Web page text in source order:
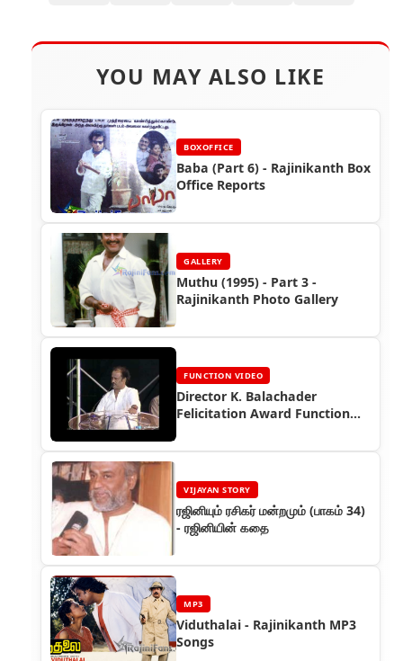
YOU MAY ALSO LIKE
BOXOFFICE
Baba (Part 6) - Rajinikanth Box
Office Reports
GALLERY
Muthu (1995) - Part 3 -
Rajinikanth Photo Gallery
FUNCTION VIDEO
Director K. Balachader
Felicitation Award Function
VIJAYAN STORY
ரஜினியும் ரசிகர் மன்றமும் (பாகம் 34)
- ரஜினியின் கதை
MP3
Viduthalai - Rajinikanth MP3
Songs